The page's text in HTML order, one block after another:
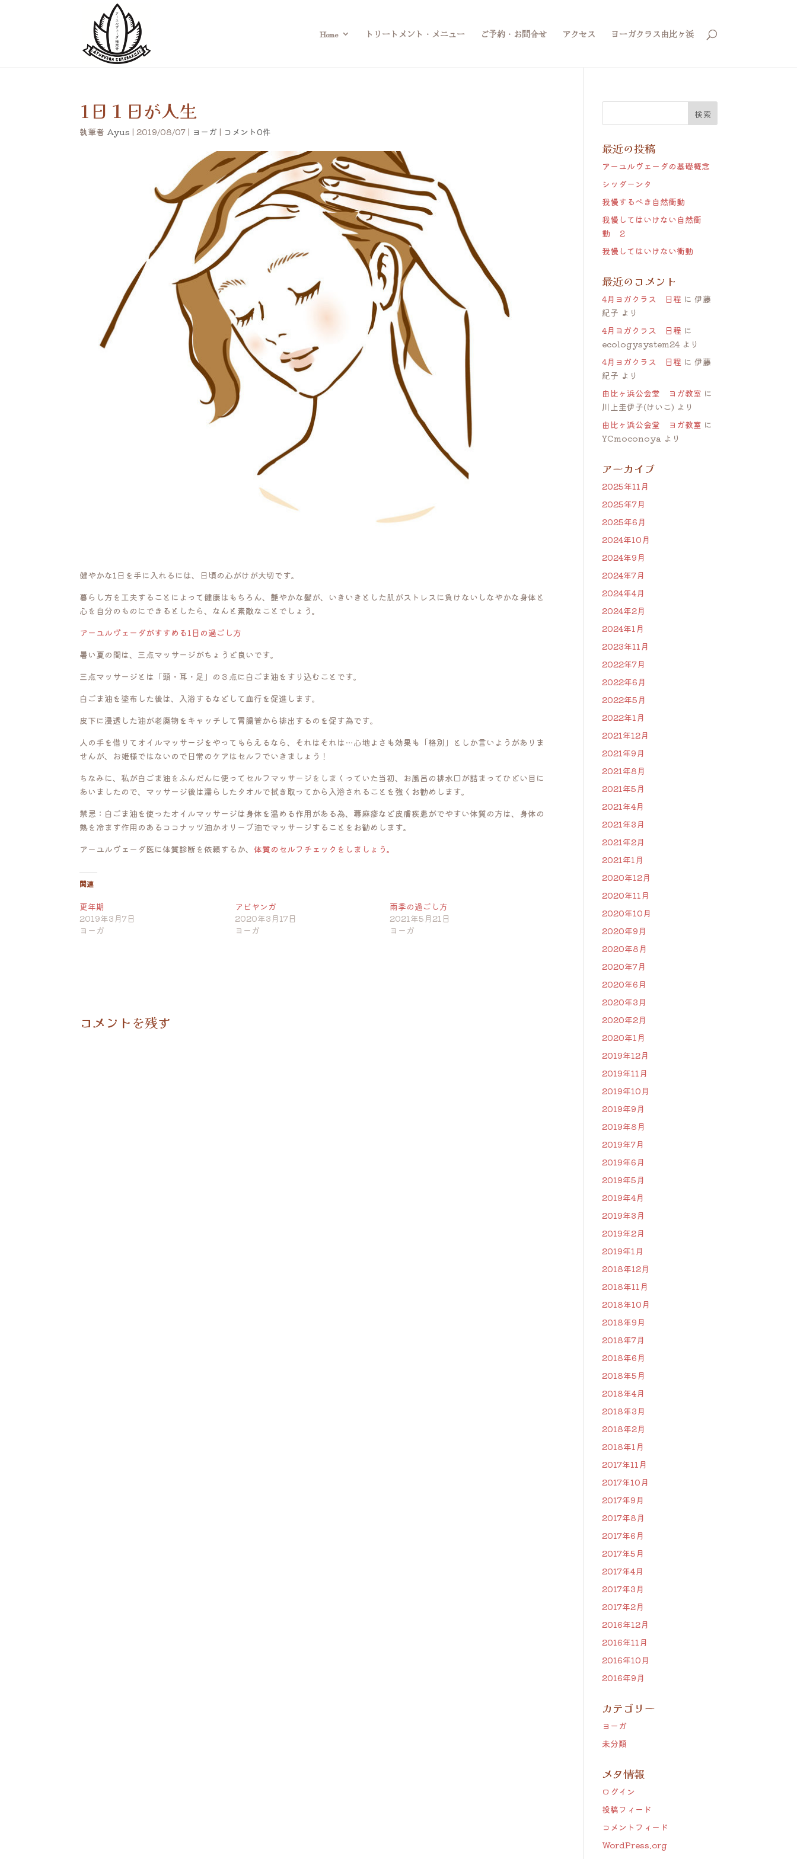
Home トリートメント・メニュー ご予約・お問合せ アクセス ヨーガクラス由比ヶ浜
1日１日が人生
執筆者Ayus |2019/08/07 | ヨーガ | コメント0件
健やかな1日を手に入れるには、日頃の心がけが大切です。
暮らし方を工夫することによって健康はもちろん、艶やかな髪が、いきいきとした肌がストレスに負けないしなやかな身体と
心を自分のものにできるとしたら、なんと素敵なことでしょう。
アーユルヴェーダがすすめる1日の過ごし方
暑い夏の間は、三点マッサージがちょうど良いです。
三点マッサージとは「頭・耳・足」の３点に白ごま油をすり込むことです。
白ごま油を塗布した後は、入浴するなどして血行を促進します。
皮下に浸透した油が老廃物をキャッチして胃腸管から排出するのを促す為です。
人の手を借りてオイルマッサージをやってもらえるなら、それはそれは…心地よさも効果も「格別」としか言いようがありま
せんが、お姫様ではないので日常のケアはセルフでいきましょう！
ちなみに、私が白ごま油をふんだんに使ってセルフマッサージをしまくっていた当初、お風呂の排水口が詰まってひどい目に
あいましたので、マッサージ後は濡らしたタオルで拭き取ってから入浴されることを強くお勧めします。
禁忌：白ごま油を使ったオイルマッサージは身体を温める作用がある為、蕁麻疹など皮膚疾患がでやすい体質の方は、身体の
熱を冷ます作用のあるココナッツ油かオリーブ油でマッサージすることをお勧めします。
アーユルヴェーダ医に体質診断を依頼するか、体質のセルフチェックをしましょう。
関連
更年期
2019年3月7日
ヨーガ
アビヤンガ
2020年3月17日
ヨーガ
雨季の過ごし方
2021年5月21日
ヨーガ
コメントを残す
最近の投稿
アーユルヴェーダの基礎概念
シッダーンタ
我慢するべき自然衝動
我慢してはいけない自然衝
動 ２
我慢してはいけない衝動
最近のコメント
4月ヨガクラス 日程 に伊藤
紀子 より
4月ヨガクラス 日程 に
ecologysystem24 より
4月ヨガクラス 日程 に伊藤
紀子 より
由比ヶ浜公会堂 ヨガ教室 に
川上圭伊子(けいこ) より
由比ヶ浜公会堂 ヨガ教室 に
YCmoconoya より
アーカイブ
2025年11月
2025年7月
2025年6月
2024年10月
2024年9月
2024年7月
2024年4月
2024年2月
2024年1月
2023年11月
2022年7月
2022年6月
2022年5月
2022年1月
2021年12月
2021年9月
2021年8月
2021年5月
2021年4月
2021年3月
2021年2月
2021年1月
2020年12月
2020年11月
2020年10月
2020年9月
2020年8月
2020年7月
2020年6月
2020年3月
2020年2月
2020年1月
2019年12月
2019年11月
2019年10月
2019年9月
2019年8月
2019年7月
2019年6月
2019年5月
2019年4月
2019年3月
2019年2月
2019年1月
2018年12月
2018年11月
2018年10月
2018年9月
2018年7月
2018年6月
2018年5月
2018年4月
2018年3月
2018年2月
2018年1月
2017年11月
2017年10月
2017年9月
2017年8月
2017年6月
2017年5月
2017年4月
2017年3月
2017年2月
2016年12月
2016年11月
2016年10月
2016年9月
カテゴリー
ヨーガ
未分類
メタ情報
ログイン
投稿フィード
コメントフィード
WordPress.org